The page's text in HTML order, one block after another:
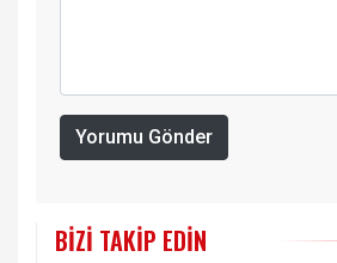
Yorumu Gönder
BIZI TAKIP EDIN